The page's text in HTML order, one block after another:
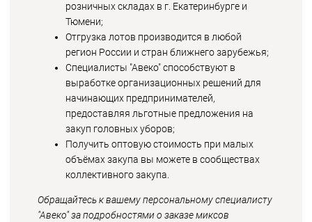
розничных складах в г. Екатеринбурге и
Тюмени;
Отгрузка лотов производится в любой
регион России и стран ближнего зарубежья;
Специалисты "Авеко" способствуют в
выработке организационных решений для
начинающих предпринимателей,
предоставляя льготные предложения на
закуп головных уборов;
Получить оптовую стоимость при малых
объёмах закупа вы можете в сообществах
коллективного закупа.
Обращайтесь к вашему персональному специалисту
"Авеко" за подробностями о заказе миксов